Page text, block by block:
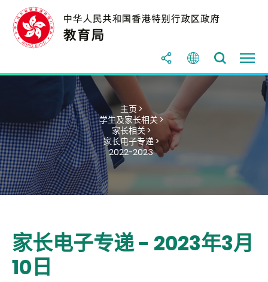
主页 >
学生及家长相关 >
家长相关 >
家长电子专递 >
2022-2023
家长电子专递 - 2023年3月
10日